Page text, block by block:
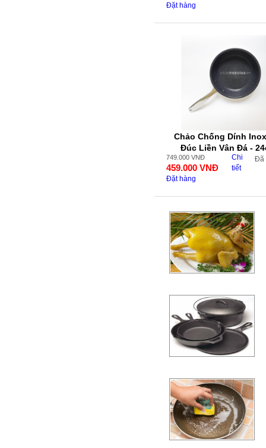
Đặt hàng
Chảo Chống Dính
Đúc Liền Vân Đá -
749.000 VNĐ
459.000 VNĐ
Đã
Chi
tiết
Đặt hàng